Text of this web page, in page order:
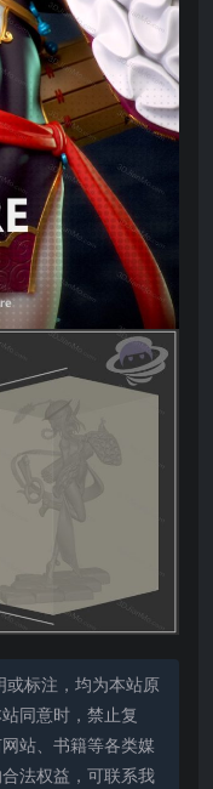
或标注，均为本站原
同意时，禁止复
站、书籍等各类媒
法权益，可联系我